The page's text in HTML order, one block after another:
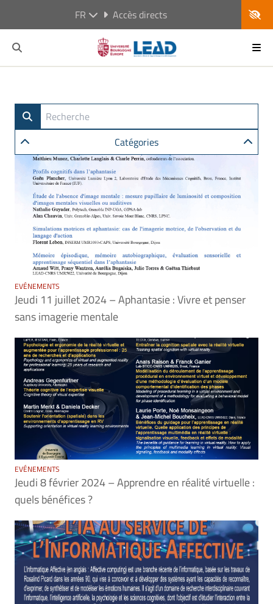
FR Accès directs
Catégories
EVÉNEMENTS
Jeudi 11 juillet 2024 – Aphantasie : Vivre et penser
sans imagerie mentale
EVÉNEMENTS
Jeudi 8 février 2024 – Apprendre en réalité virtuelle :
quels bénéfices ?